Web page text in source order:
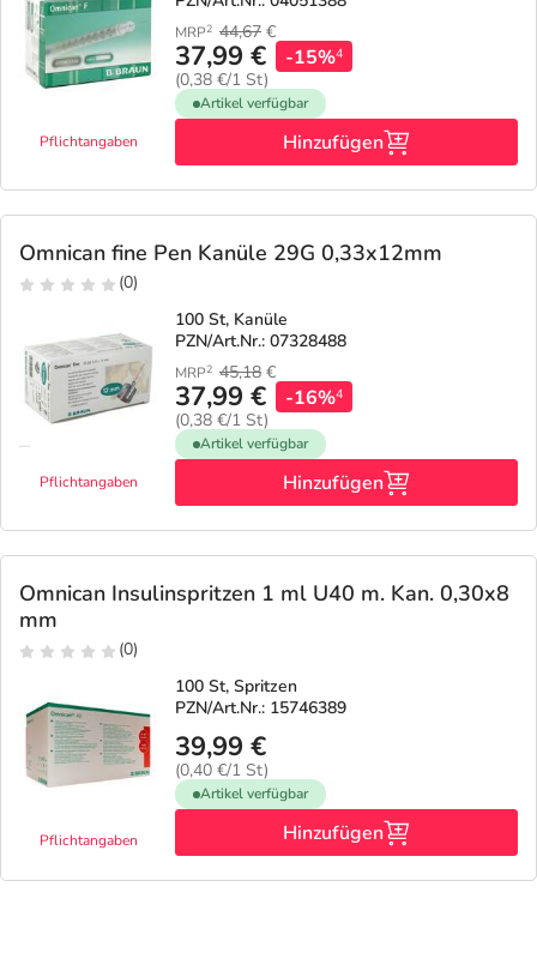
Pflichtangaben
MRP2 44,67 €
37,99 €
(0,38 €/1 St)
-15%4
Artikel verfügbar
Hinzufügen
Omnican fine Pen Kanüle 29G 0,33x12mm
(0)
Pflichtangaben
100 St, Kanüle
PZN/Art.Nr.: 07328488
MRP2 45,18 €
37,99 €
(0,38 €/1 St)
-16%4
Artikel verfügbar
Hinzufügen
Omnican Insulinspritzen 1 ml U40 m. Kan. 0,30x8
mm
(0)
Pflichtangaben
100 St, Spritzen
PZN/Art.Nr.: 15746389
39,99 €
(0,40 €/1 St)
Artikel verfügbar
Hinzufügen